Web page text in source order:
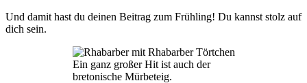
Und damit hast du deinen Beitrag zum Frühling! Du kannst stolz auf
dich sein.
Ein ganz großer Hit ist auch der
bretonische Mürbeteig.